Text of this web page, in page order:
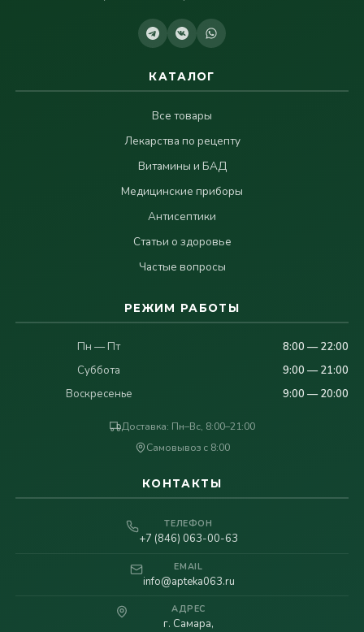
КАТАЛОГ
Все товары
Лекарства по рецепту
Витамины и БАД
Медицинские приборы
Антисептики
Статьи о здоровье
Частые вопросы
РЕЖИМ РАБОТЫ
Пн — Пт
8:00 — 22:00
Суббота
9:00 — 21:00
Воскресенье
9:00 — 20:00
Доставка: Пн–Вс, 8:00–21:00
Самовывоз с 8:00
КОНТАКТЫ
ТЕЛЕФОН
+7 (846) 063-00-63
EMAIL
info@apteka063.ru
АДРЕС
г. Самара,